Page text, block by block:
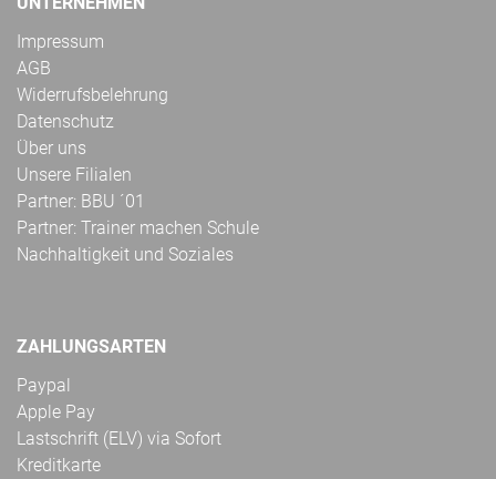
Impressum
AGB
Widerrufsbelehrung
Datenschutz
Über uns
Unsere Filialen
Partner: BBU ´01
Partner: Trainer machen Schule
Nachhaltigkeit und Soziales
ZAHLUNGSARTEN
Paypal
Apple Pay
Lastschrift (ELV) via Sofort
Kreditkarte